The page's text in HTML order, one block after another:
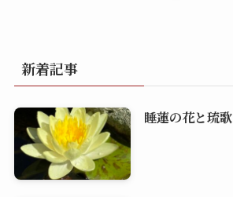
新着記事
睡蓮の花と琉歌